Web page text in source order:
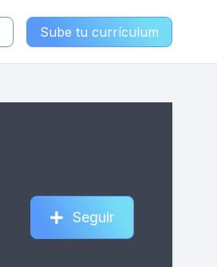
Sube tu currículum
Seguir